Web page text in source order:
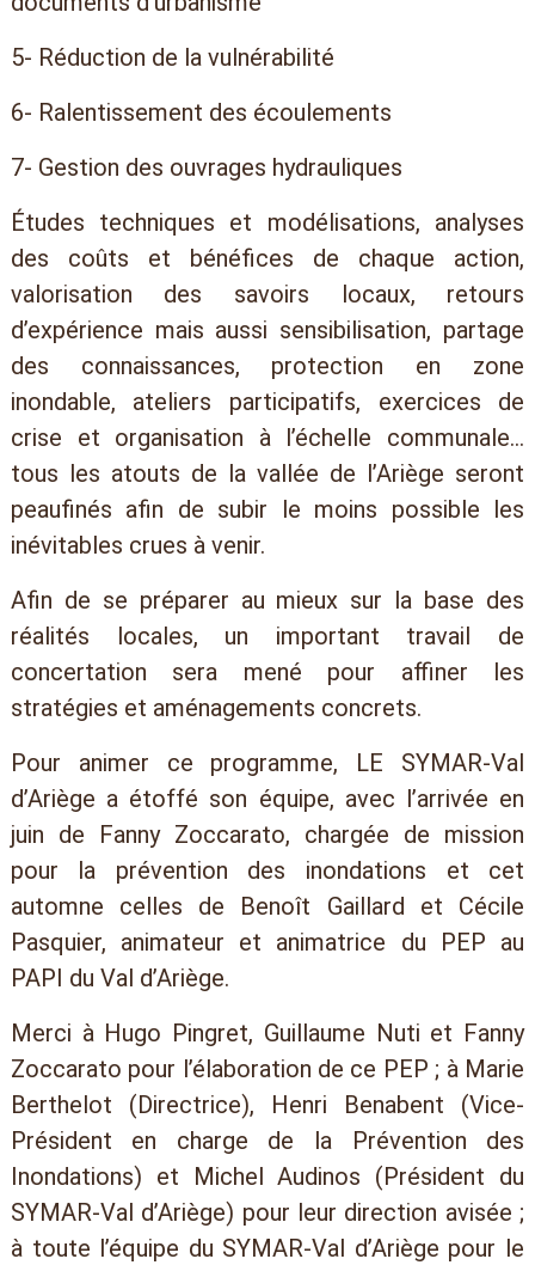
5- Réduction de la vulnérabilité
6- Ralentissement des écoulements
7- Gestion des ouvrages hydrauliques
Études techniques et modélisations, analyses
des coûts et bénéfices de chaque action,
valorisation des savoirs locaux, retours
d’expérience mais aussi sensibilisation, partage
des connaissances, protection en zone
inondable, ateliers participatifs, exercices de
crise et organisation à l’échelle communale...
tous les atouts de la vallée de l’Ariège seront
peaufinés afin de subir le moins possible les
inévitables crues à venir.
Afin de se préparer au mieux sur la base des
réalités locales, un important travail de
concertation sera mené pour affiner les
stratégies et aménagements concrets.
Pour animer ce programme, LE SYMAR-Val
d’Ariège a étoffé son équipe, avec l’arrivée en
juin de Fanny Zoccarato, chargée de mission
pour la prévention des inondations et cet
automne celles de Benoît Gaillard et Cécile
Pasquier, animateur et animatrice du PEP au
PAPI du Val d’Ariège.
Merci à Hugo Pingret, Guillaume Nuti et Fanny
Zoccarato pour l’élaboration de ce PEP ; à Marie
Berthelot (Directrice), Henri Benabent (Vice-
Président en charge de la Prévention des
Inondations) et Michel Audinos (Président du
SYMAR-Val d’Ariège) pour leur direction avisée ;
à toute l’équipe du SYMAR-Val d’Ariège pour le